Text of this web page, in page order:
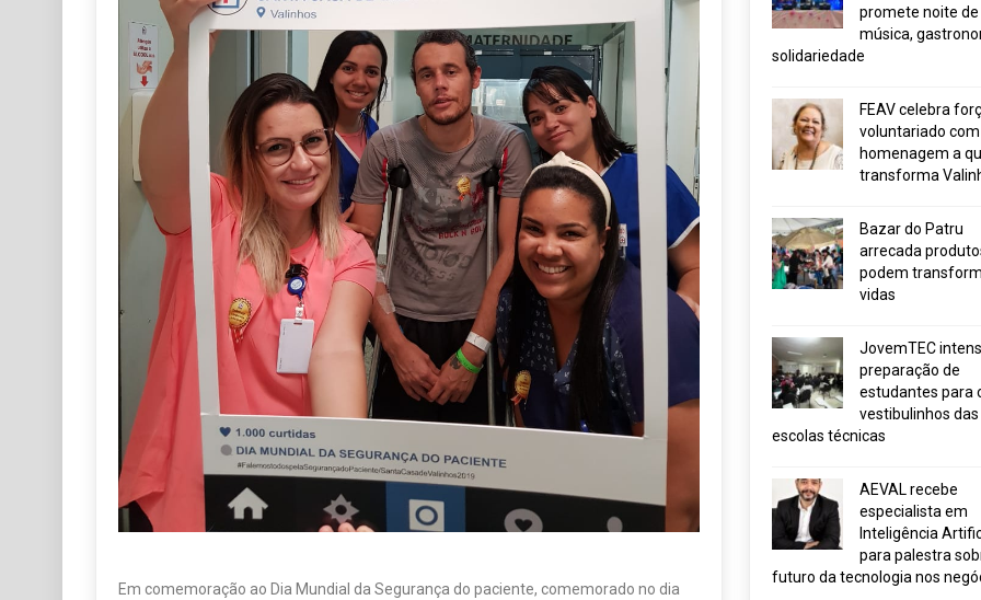
Em comemoração ao Dia Mundial da Segurança do paciente, comemorado no dia
promete noite de
música,
solidariedade
FEAV celebra
voluntariado com
homenagem a
transforma
Bazar do Patru
arrecada
podem
vidas
JovemTEC
preparação de
estudantes para
vestibulinhos das
escolas técnicas
AEVAL recebe
especialista em
Inteligência
para palestra
futuro da tecnologia nos